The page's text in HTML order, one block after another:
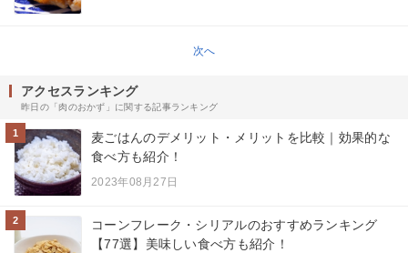
次へ
アクセスランキング
昨日の「肉のおかず」に関する記事ランキング
1
麦ごはんのデメリット・メリットを比較｜効果的な
食べ方も紹介！
2023年08月27日
2
コーンフレーク・シリアルのおすすめランキング
【77選】美味しい食べ方も紹介！